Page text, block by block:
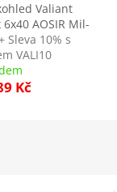
Valiant
6x40 AOSIR Mil-
Sleva 10% s
VALI10
Kč